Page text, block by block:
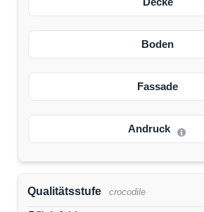
Boden
Fassade
Andruck
Qualitätsstufe crocodile